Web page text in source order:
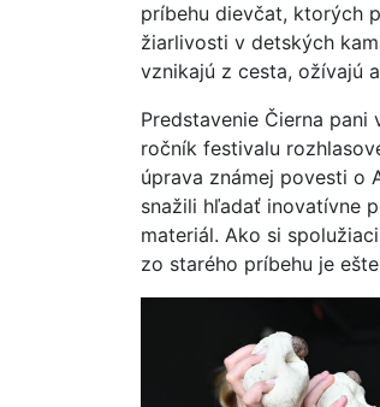
príbehu dievčat, ktorých
žiarlivosti v detských
vznikajú z cesta, ožívajú
Predstavenie Čierna
ročník festivalu
úprava známej povesti o
snažili hľadať inovatívne
materiál. Ako si
zo starého príbehu je